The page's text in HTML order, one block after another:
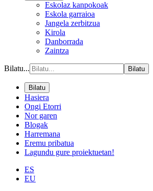
Eskolaz kanpokoak
Eskola garraioa
Jangela zerbitzua
Kirola
Danborrada
Zaintza
Bilatu... Bilatu
Bilatu
Hasiera
Ongi Etorri
Nor garen
Blogak
Harremana
Eremu pribatua
Lagundu gure proiektuetan!
ES
EU